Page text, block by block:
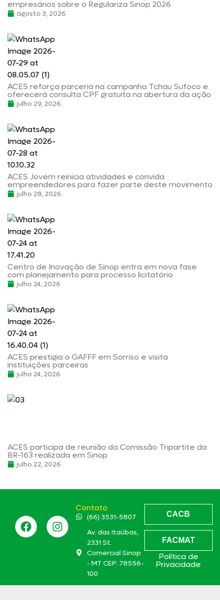
empresários sobre o Regulariza Sinop 2026
agosto 3, 2026
ACES reforça parceria na campanha Tchau Sufoco e
oferecerá consulta CPF gratuita na abertura da ação
julho 29, 2026
ACES Jovem reinicia atividades e convida
empreendedores para fazer parte deste movimento
julho 28, 2026
Centro de Inovação de Sinop entra em nova fase
com planejamento para processo licitatório
julho 24, 2026
ACES prestigia o GAFFF em Sorriso e visita
instituições parceiras
julho 24, 2026
ACES participa de reunião da Comissão Tripartite da
BR-163 realizada em Sinop
julho 22, 2026
Contato
(66) 3531-5807
Av. das Itaúbas,
2331 St.
Comercial Sinop
- MT CEP: 78556-
100
CACB
FACMAT
Política de
Privacidade